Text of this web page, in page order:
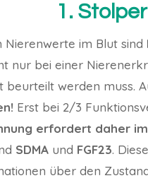
1.
Nierenwerte im Blut sind
nur bei einer
beurteilt werden muss.
Erst bei 2/3
erfordert daher
SDMA und FGF23.
über den